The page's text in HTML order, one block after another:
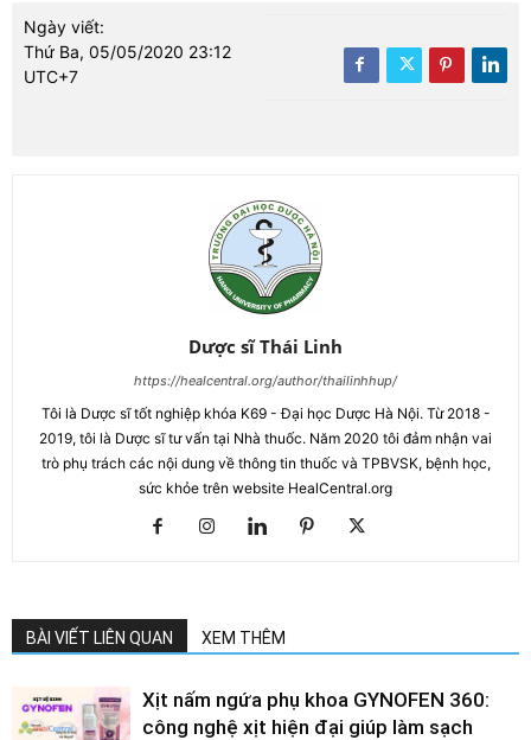
Ngày viết:
Thứ Ba, 05/05/2020 23:12
UTC+7
Dược sĩ Thái Linh
https://healcentral.org/author/thailinhhup/
Tôi là Dược sĩ tốt nghiệp khóa K69 - Đại học Dược Hà Nội. Từ 2018 -
2019, tôi là Dược sĩ tư vấn tại Nhà thuốc. Năm 2020 tôi đảm nhận vai
trò phụ trách các nội dung về thông tin thuốc và TPBVSK, bệnh học,
sức khỏe trên website HealCentral.org
BÀI VIẾT LIÊN QUAN XEM THÊM
Xịt nấm ngứa phụ khoa GYNOFEN 360:
công nghệ xịt hiện đại giúp làm sạch